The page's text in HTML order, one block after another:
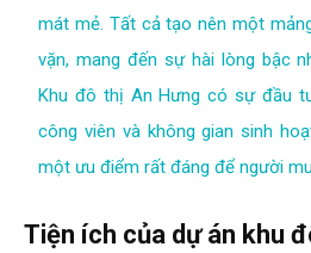
mát mẻ. Tất cả tạo nên một
vặn, mang đến sự hài lòng bậc
Khu đô thị An Hưng có sự đầu
công viên và không gian sinh
một ưu điểm rất đáng để người
Tiện ích của dự án khu